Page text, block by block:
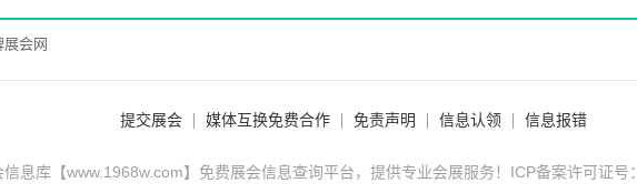
展会网
提交展会 媒体互换免费合作 免责声明 信息认领 信息报错
息库【www.1968w.com】免费展会信息查询平台，提供专业会展服务！ICP备案许可证号：